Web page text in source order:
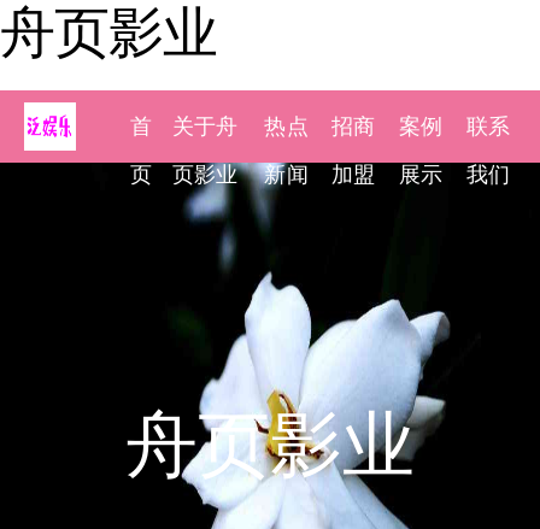
舟页影业
首
页
关于舟
页影业
热点
新闻
招商
加盟
案例
展示
联系
我们
舟页影业